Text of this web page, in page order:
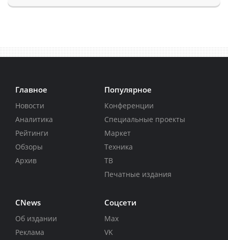
Главное
Новости
Аналитика
Рейтинги
Обзоры
Архив
Популярное
Конференции
Специальные проекты
Маркет
Техника
ТВ
Печатные издания
CNews
Об издании
Реклама
Соцсети
Max
VK